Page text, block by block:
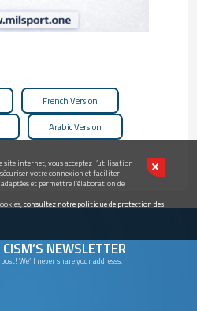
internet, vous acceptez l’utilisation
votre connexion et faciliter
et permettre l’élaboration de
consultez notre politique de protection des
French Version
Arabic Version
NEWSLETTER
We’ll never share your addresss.